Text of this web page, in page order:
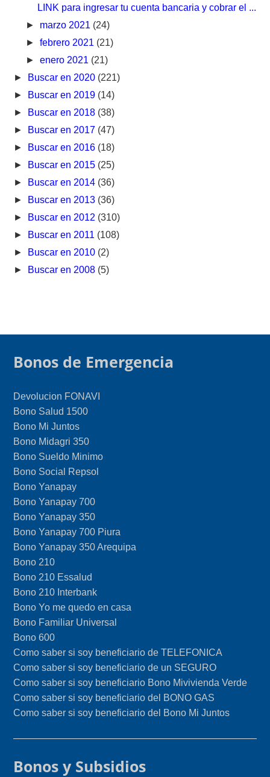
LINK para ingresar tu cuenta bancaria y cobrar el ...
► marzo 2021 (24)
► febrero 2021 (21)
► enero 2021 (21)
► Buscar en 2020 (221)
► Buscar en 2019 (14)
► Buscar en 2018 (38)
► Buscar en 2017 (47)
► Buscar en 2016 (18)
► Buscar en 2015 (25)
► Buscar en 2014 (36)
► Buscar en 2013 (36)
► Buscar en 2012 (310)
► Buscar en 2011 (108)
► Buscar en 2010 (2)
► Buscar en 2008 (5)
Bonos de Emergencia
Devolucion FONAVI
Bono Salud 1500
Bono Mi Juntos
Bono Midagri 350
Bono Sueldo Minimo
Bono Social Repsol
Bono Yanapay
Bono Yanapay 700
Bono Yanapay 350
Bono Yanapay 700 Piura
Bono Yanapay 350 Arequipa
Bono 210
Bono 210 Essalud
Bono 210 Interbank
Bono Yo me quedo en casa
Bono Familiar Universal
Bono 600
Como saber si soy beneficiario de TELEFONICA
Como saber si soy beneficiario de un SEGURO
Como saber si soy beneficiario Bono Mivivienda Verde
Como saber si soy beneficiario del BONO GAS
Como saber si soy beneficiario del Bono Mi Juntos
Bonos y Subsidios